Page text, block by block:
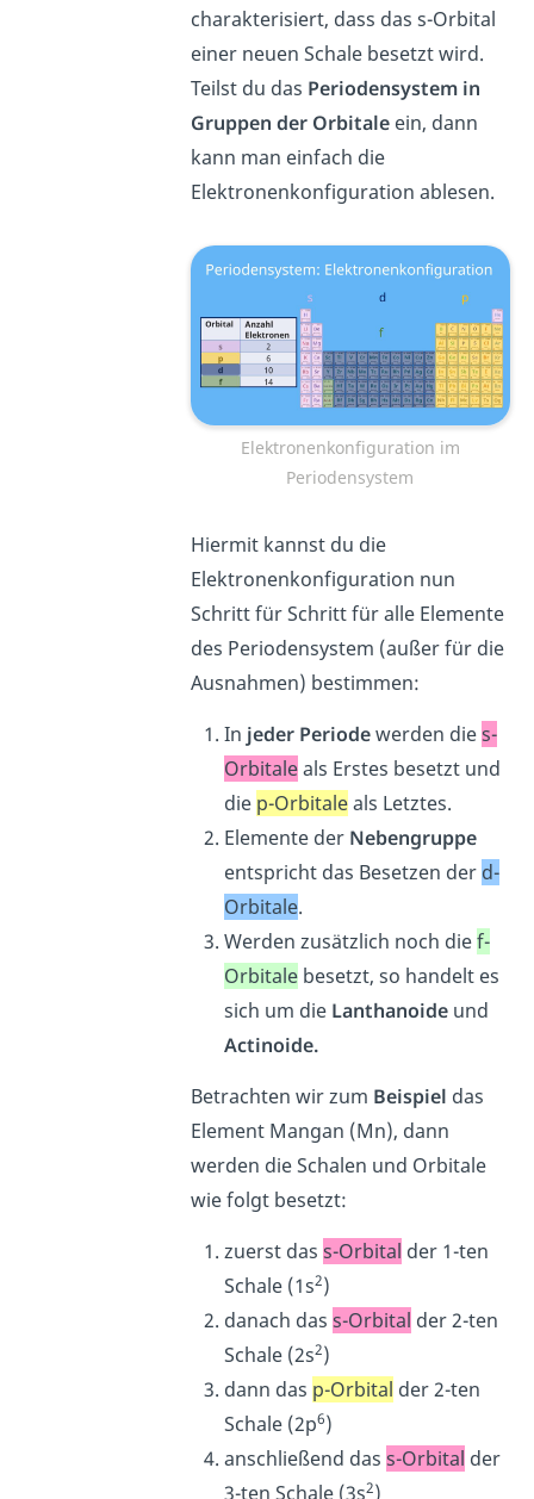
charakterisiert, dass das s-Orbital
einer neuen Schale besetzt wird.
Teilst du das Periodensystem in
Gruppen der Orbitaleein, dann
kann man einfach die
Elektronenkonfiguration ablesen.
Elektronenkonfiguration im
Periodensystem
Hiermit kannst du die
Elektronenkonfiguration nun
Schritt für Schritt für alle Elemente
des Periodensystem (außer für die
Ausnahmen) bestimmen:
In jeder Periodewerden dies-
Orbitaleals Erstes besetzt und
die p-Orbitaleals Letztes.
Elemente der Nebengruppe
entspricht das Besetzen der d-
Orbitale.
Werden zusätzlich noch dief-
Orbitalebesetzt, so handelt es
sich um die Lanthanoideund
Actinoide.
Betrachten wir zum Beispiel das
Element Mangan (Mn), dann
werden die Schalen und Orbitale
wie folgt besetzt:
zuerst das s-Orbital der 1-ten
Schale (1s2)
danach das s-Orbital der 2-ten
Schale (2s2)
dann das p-Orbital der 2-ten
Schale (2p6)
anschließend das s-Orbital der
3-ten Schale (3s2)